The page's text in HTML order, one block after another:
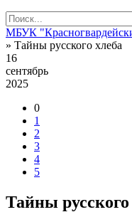
МБУК
» Тайны русского хлеба
16
сентябрь
2025
0
1
2
3
4
5
Тайны русского